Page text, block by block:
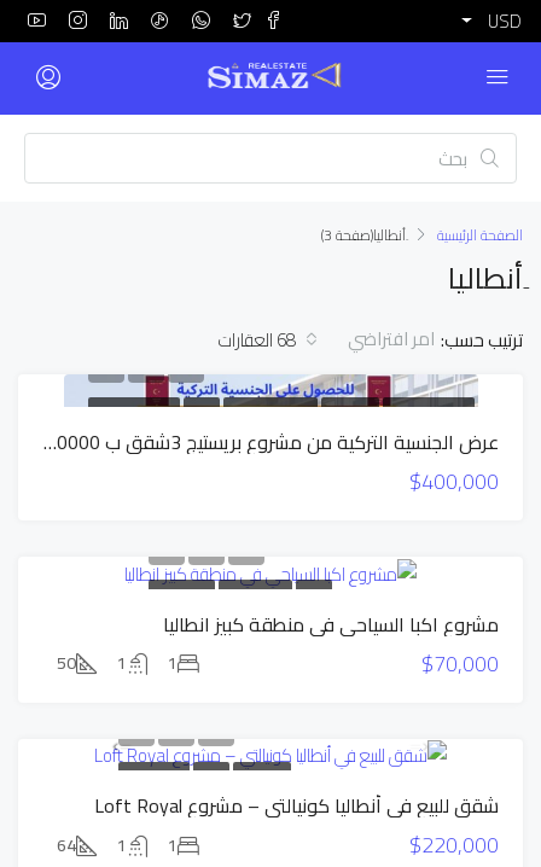
USD
الصفحة الرئيسية ِأنطاليا(صفحة 3)
ِأنطاليا
68 العقارات ترتيب حسب: امر افتراضي
السعر المخفض بناء جديد شقق بالتقسيط للبيع
شقق بالتقسيط
عرض قوي
عرض الجنسية التركية من مشروع بريستيج 3شقق ب 400000$
$400,000
للبيع عرض حصري عرض قوي
مشروع اكبا السياحي في منطقة كبيز انطاليا
$70,000
1
1
50
بناء جديد للبيع عرض حصري
شقق للبيع في أنطاليا كونيالتي – مشروع Loft Royal
$220,000
1
1
64